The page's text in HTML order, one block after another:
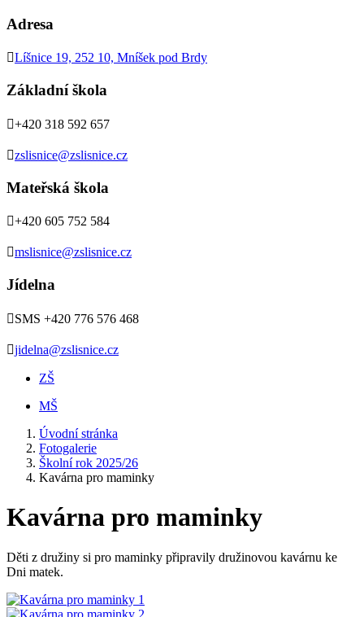
Adresa
Líšnice 19, 252 10, Mníšek pod Brdy
Základní škola
+420 318 592 657
zslisnice@zslisnice.cz
Mateřská škola
+420 605 752 584
mslisnice@zslisnice.cz
Jídelna
SMS +420 776 576 468
jidelna@zslisnice.cz
ZŠ
MŠ
Úvodní stránka
Fotogalerie
Školní rok 2025/26
Kavárna pro maminky
Kavárna pro maminky
Děti z družiny si pro maminky připravily družinovou kavárnu ke
Dni matek.